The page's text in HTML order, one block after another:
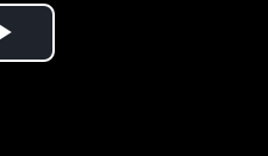
Play Video